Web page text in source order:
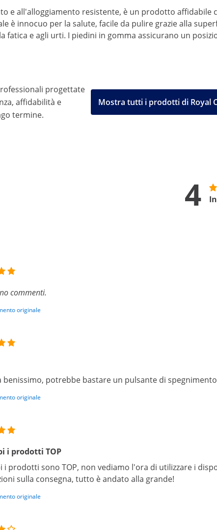
e all'alloggiamento resistente, è un prodotto affidabile
è innocuo per la salute, facile da pulire grazie alla
fatica e agli urti. I piedini in gomma assicurano un
progettate
affidabilità e
termine.
Mostra tutti i prodotti di Royal
4
commenti.
originale
benissimo, potrebbe bastare un pulsante di
originale
i prodotti TOP
i prodotti sono TOP, non vediamo l'ora di utilizzare i
sulla consegna, tutto è andato alla grande!
originale